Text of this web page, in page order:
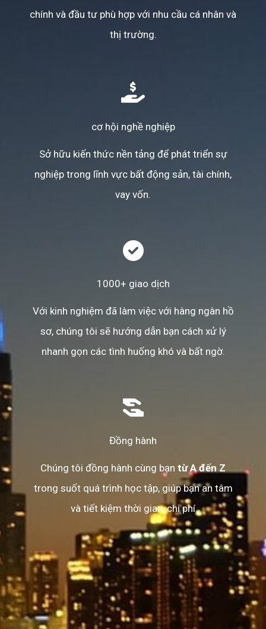
chính và đầu tư phù hợp với nhu cầu cá nhân và
thị trường.
cơ hội nghề nghiệp
Sở hữu kiến thức nền tảng để phát triển sự
nghiệp trong lĩnh vực bất động sản, tài chính,
vay vốn.
1000+ giao dịch
Với kinh nghiệm đã làm việc với hàng ngàn hồ
sơ, chúng tôi sẽ hướng dẫn bạn cách xử lý
nhanh gọn các tình huống khó và bất ngờ.
Đồng hành
Chúng tôi đồng hành cùng bạn từ A đến Z
trong suốt quá trình học tập, giúp bạn an tâm
và tiết kiệm thời gian, chi phí